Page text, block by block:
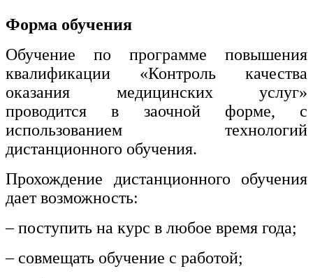
Форма обучения
Обучение по программе повышения
квалификации «Контроль качества
оказания медицинских услуг»
проводится в заочной форме, с
использованием технологий
дистанционного обучения.
Прохождение дистанционного обучения
дает возможность:
– поступить на курс в любое время года;
– совмещать обучение с работой;